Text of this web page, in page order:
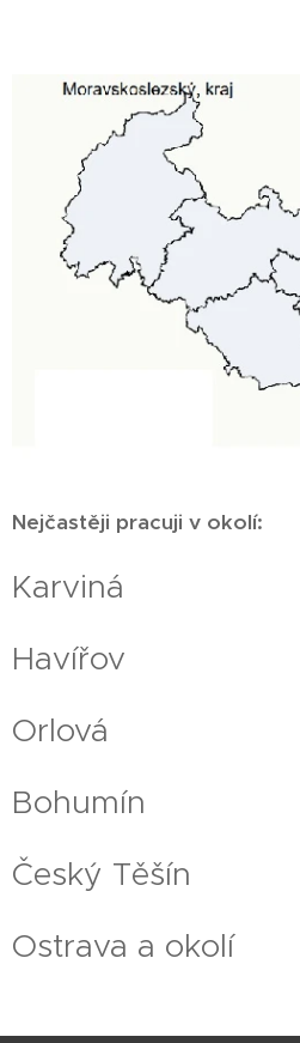
Nejčastěji pracuji v okolí:
Karviná
Havířov
Orlová
Bohumín
Český Těšín
Ostrava a okolí